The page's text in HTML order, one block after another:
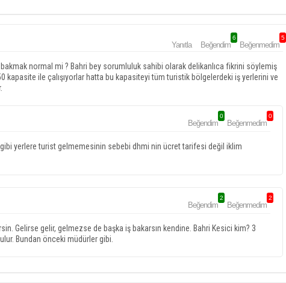
Yanıtla Beğendim
6
Beğenmedim
5
normal mi ? Bahri bey sorumluluk sahibi olarak delikanlıca fikrini söylemiş
kapasite ile çalışıyorlar hatta bu kapasiteyi tüm turistik bölgelerdeki iş yerlerini ve
Beğendim
0
Beğenmedim
0
yerlere turist gelmemesinin sebebi dhmi nin ücret tarifesi değil iklim
Beğendim
2
Beğenmedim
2
Gelirse gelir, gelmezse de başka iş bakarsın kendine. Bahri Kesici kim? 3
Bundan önceki müdürler gibi.